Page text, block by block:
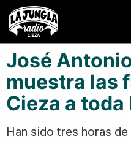
José
muestra las
Cieza a toda
Han sido tres horas